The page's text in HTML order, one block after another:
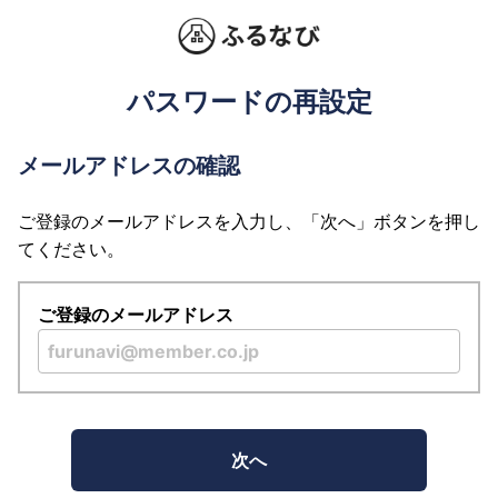
パスワードの再設定
メールアドレスの確認
ご登録のメールアドレスを入力し、「次へ」ボタンを押し
てください。
ご登録のメールアドレス